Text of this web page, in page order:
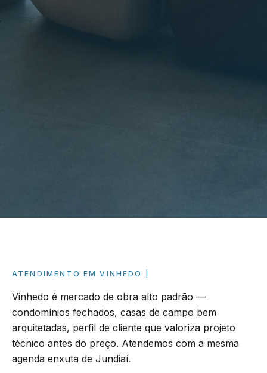
ATENDIMENTO EMVINHEDO
Vinhedo é mercado de obra alto padrão —
condomínios fechados, casas de campo bem
arquitetadas, perfil de cliente que valoriza projeto
técnico antes do preço. Atendemos com a mesma
agenda enxuta de Jundiaí.